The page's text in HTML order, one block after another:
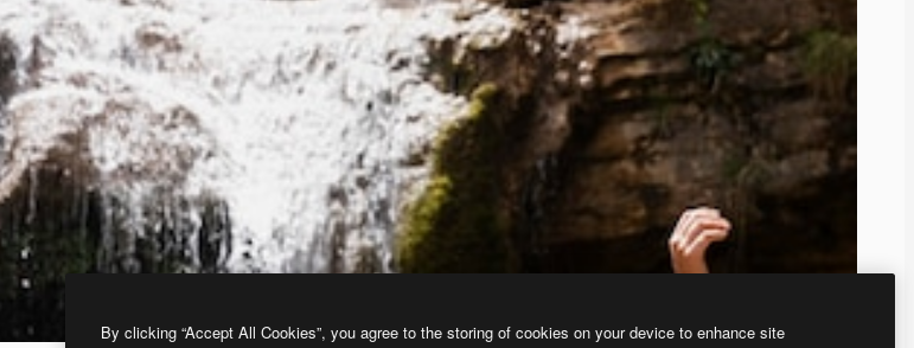
By clicking “Accept All Cookies”, you agree to the storing of cookies on your device to enhance site